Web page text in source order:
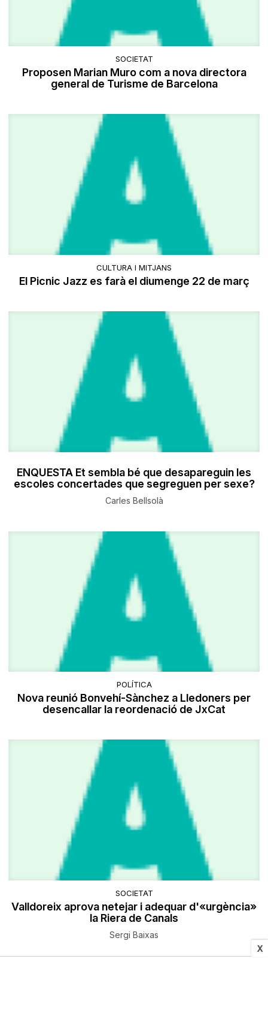
X
SOCIETAT
Proposen Marian Muro com a nova directora
general de Turisme de Barcelona
CULTURA I MITJANS
El Picnic Jazz es farà el diumenge 22 de març
ENQUESTA Et sembla bé que desapareguin les
escoles concertades que segreguen per sexe?
Carles Bellsolà
POLÍTICA
Nova reunió Bonvehí-Sànchez a Lledoners per
desencallar la reordenació de JxCat
SOCIETAT
Valldoreix aprova netejar i adequar d'«urgència»
la Riera de Canals
Sergi Baixas